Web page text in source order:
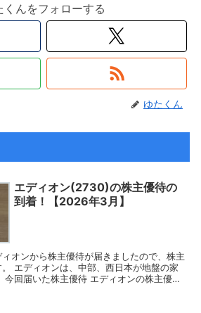
くんをフォローする
ゆたくん
エディオン(2730)の株主優待の
到着！【2026年3月】
オンから株主優待が届きましたので、株主
エディオンは、中部、西日本が地盤の家
今回届いた株主優待 エディオンの株主優待